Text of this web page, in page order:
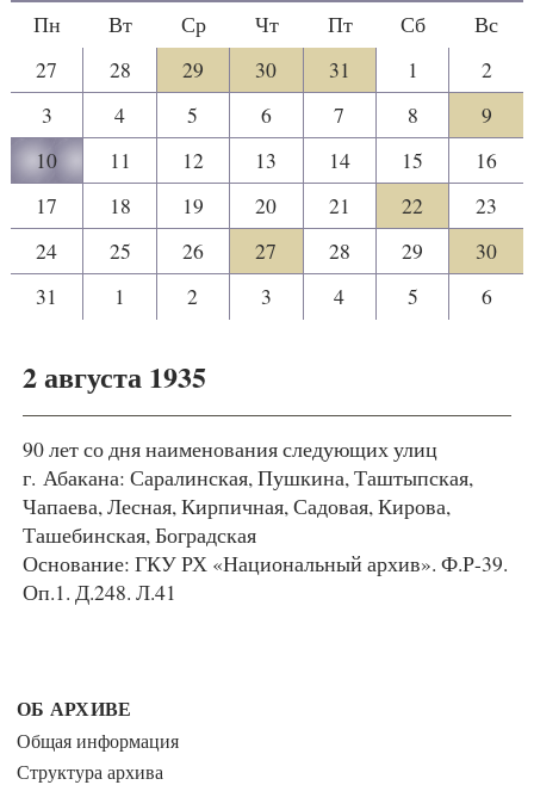
Пн Вт Ср Чт Пт Сб
Вс
27
28 29 30 31 1
2
3
4 5 6 7 8
9
10
11 12 13 14 15
16
17
18 19 20 21 22
23
24
25 26 27 28 29
30
31
1 2 3 4 5 6
2 августа 1935
90 лет со дня наименования следующих улиц
г. Абакана: Саралинская, Пушкина, Таштыпская,
Чапаева, Лесная, Кирпичная, Садовая, Кирова,
Ташебинская, Боградская
Основание: ГКУ РХ «Национальный архив». Ф.Р-39.
Оп.1. Д.248. Л.41
ОБ АРХИВЕ
Общая информация
Структура архива